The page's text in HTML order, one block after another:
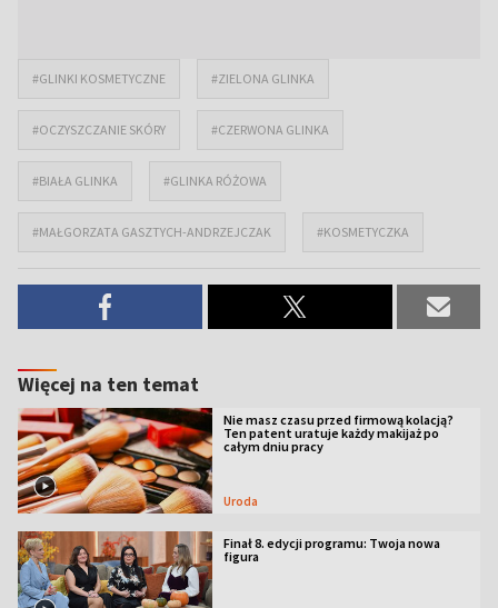
#GLINKI KOSMETYCZNE #ZIELONA GLINKA
#OCZYSZCZANIE SKÓRY #CZERWONA GLINKA
#BIAŁA GLINKA #GLINKA RÓŻOWA
#MAŁGORZATA GASZTYCH-ANDRZEJCZAK #KOSMETYCZKA
Więcej na ten temat
Nie masz czasu przed firmową kolacją?
Ten patent uratuje każdy makijaż po
całym dniu pracy
Uroda
Finał 8. edycji programu: Twoja nowa
figura